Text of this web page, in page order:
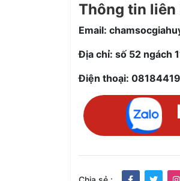
Thông tin liên
Email:
Địa chỉ: số 52 ngách
Điện thoại: